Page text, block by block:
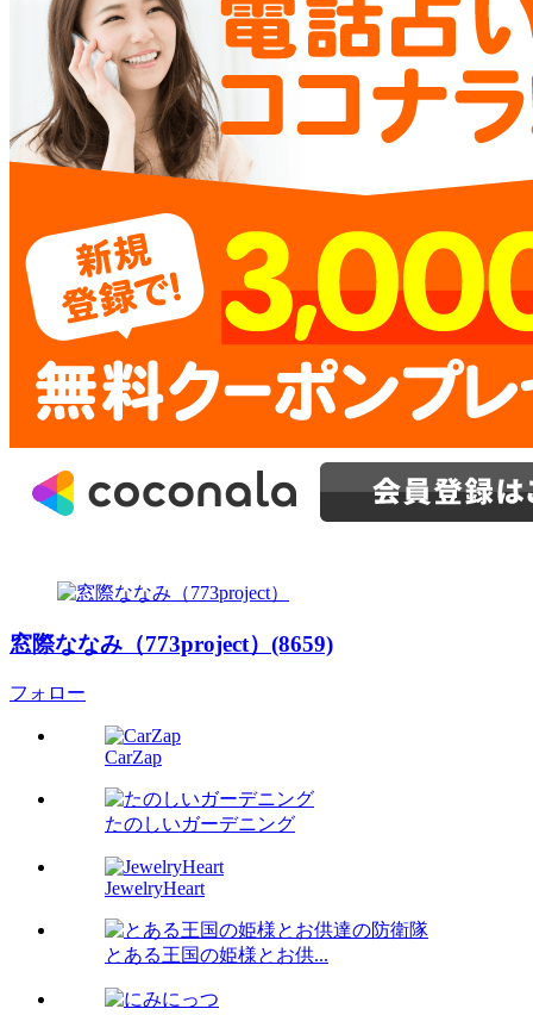
窓際ななみ（773project）(8659)
フォロー
CarZap
たのしいガーデニング
JewelryHeart
とある王国の姫様とお供...